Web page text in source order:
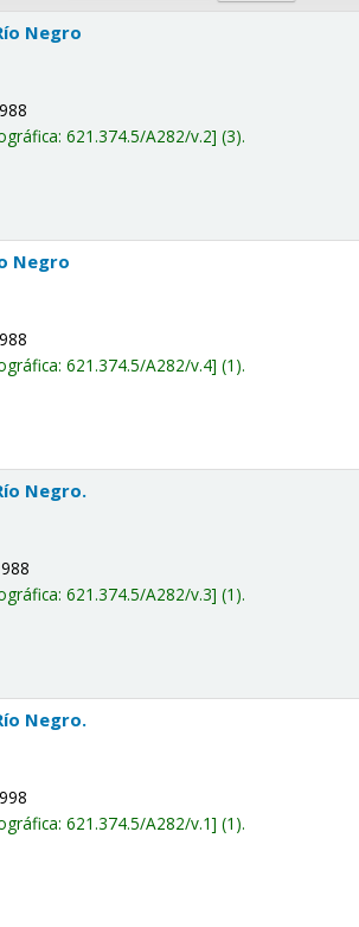
Negro
621.374.5/A282/v.2 (3).
Negro
621.374.5/A282/v.4 (1).
Negro.
621.374.5/A282/v.3 (1).
Negro.
621.374.5/A282/v.1 (1).